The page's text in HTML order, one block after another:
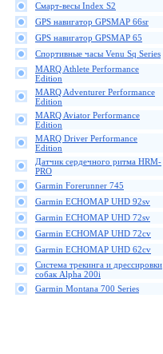
Смарт-весы Index S2
GPS навигатор GPSMAP 66sr
GPS навигатор GPSMAP 65
Спортивные часы Venu Sq Series
MARQ Athlete Performance
Edition
MARQ Adventurer Performance
Edition
MARQ Aviator Performance
Edition
MARQ Driver Performance
Edition
Датчик сердечного ритма HRM-
PRO
Garmin Forerunner 745
Garmin ECHOMAP UHD 92sv
Garmin ECHOMAP UHD 72sv
Garmin ECHOMAP UHD 72cv
Garmin ECHOMAP UHD 62cv
Cистема трекинга и дрессировки
собак Alpha 200i
Garmin Montana 700 Series